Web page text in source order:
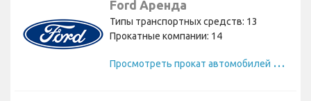
Ford Аренда
Типы транспортных средств: 13
Прокатные компании: 14
П
росмотреть прокат автомобилей Ford